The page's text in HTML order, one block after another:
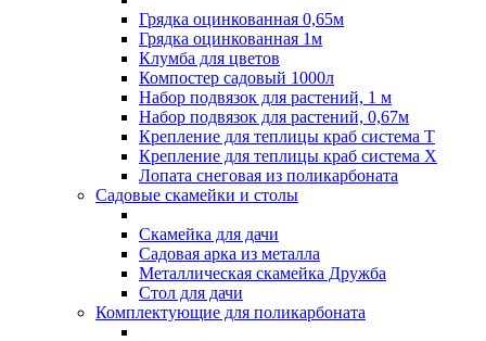
Грядка оцинкованная 0,65м
Грядка оцинкованная 1м
Клумба для цветов
Компостер садовый 1000л
Набор подвязок для растений, 1 м
Набор подвязок для растений, 0,67м
Крепление для теплицы краб система Т
Крепление для теплицы краб система Х
Лопата снеговая из поликарбоната
Садовые скамейки и столы
Скамейка для дачи
Садовая арка из металла
Металлическая скамейка Дружба
Стол для дачи
Комплектующие для поликарбоната